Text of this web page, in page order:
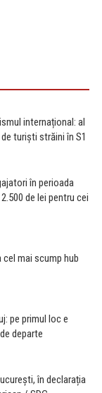
internațional: al
turiști străini în S1
în perioada
de lei pentru cei
cel mai scump hub
pe primul loc e
departe
în declarația